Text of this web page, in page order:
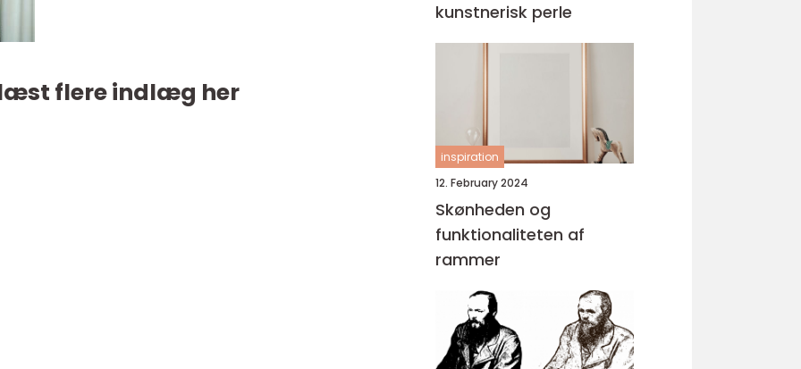
flere indlæg her
kunstnerisk perle
inspiration
12. February 2024
Skønheden og
funktionaliteten af
rammer